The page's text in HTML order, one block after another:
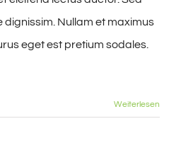
dignissim. Nullam et maximus
eget est pretium sodales.
Weiterlesen